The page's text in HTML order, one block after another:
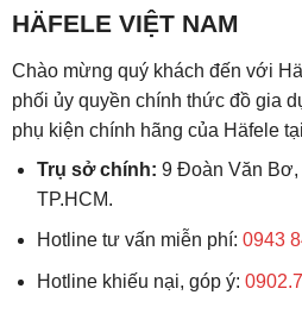
HÄFELE VIỆT NAM
Chào mừng quý khách đến với
phối ủy quyền chính thức đồ gia
phụ kiện chính hãng của Häfele
Trụ sở chính: 9 Đoàn Văn
TP.HCM.
Hotline tư vấn miễn phí: 0943
Hotline khiếu nại, góp ý: